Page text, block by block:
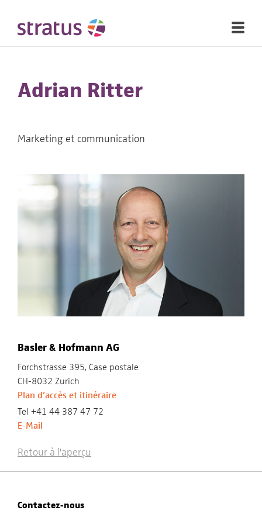
Adrian Ritter
Marketing et communication
Basler & Hofmann AG
Forchstrasse 395, Case postale
CH-8032 Zurich
Plan d’accès et itinéraire
Tel +41 44 387 47 72
E-Mail
Retour à l'aperçu
Contactez-nous